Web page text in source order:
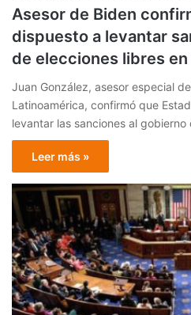
Asesor de Biden
dispuesto a levantar
de elecciones libres en
Juan González, asesor especial
Latinoamérica, confirmó que
levantar las sanciones al
Leer más »